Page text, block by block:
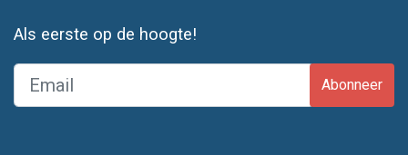
Als eerste op de hoogte!
Abonneer